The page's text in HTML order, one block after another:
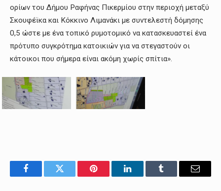
ορίων του Δήμου Ραφήνας Πικερμίου στην περιοχή μεταξύ
Σκουφέϊκα και Κόκκινο Λιμανάκι με συντελεστή δόμησης
0,5 ώστε με ένα τοπικό ρυμοτομικό να κατασκευαστεί ένα
πρότυπο συγκρότημα κατοικιών για να στεγαστούν οι
κάτοικοι που σήμερα είναι ακόμη χωρίς σπίτια».
FacebookTwitter Pinterest LinkedInTumblr Email